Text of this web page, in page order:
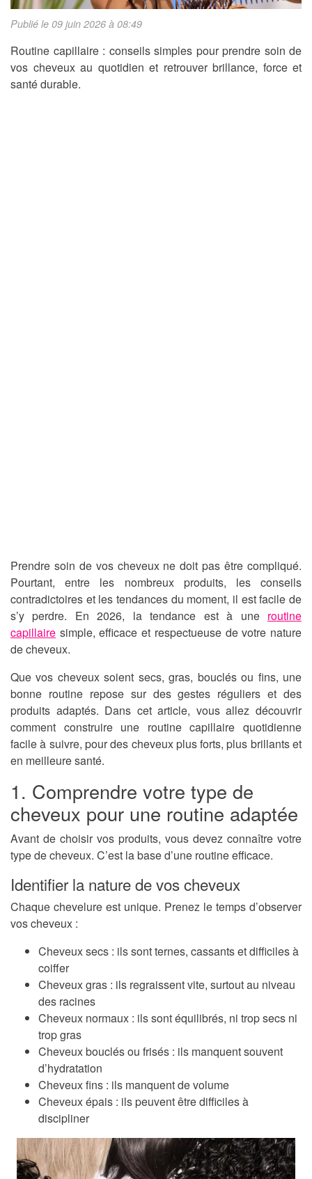
Publié le 09 juin 2026 à 08:49
Routine capillaire : conseils simples pour prendre soin de
vos cheveux au quotidien et retrouver brillance, force et
santé durable.
Prendre soin de vos cheveux ne doit pas être compliqué.
Pourtant, entre les nombreux produits, les conseils
contradictoires et les tendances du moment, il est facile de
s’y perdre. En 2026, la tendance est à une routine
capillaire simple, efficace et respectueuse de votre nature
de cheveux.
Que vos cheveux soient secs, gras, bouclés ou fins, une
bonne routine repose sur des gestes réguliers et des
produits adaptés. Dans cet article, vous allez découvrir
comment construire une routine capillaire quotidienne
facile à suivre, pour des cheveux plus forts, plus brillants et
en meilleure santé.
1. Comprendre votre type de
cheveux pour une routine adaptée
Avant de choisir vos produits, vous devez connaître votre
type de cheveux. C’est la base d’une routine efficace.
Identifier la nature de vos cheveux
Chaque chevelure est unique. Prenez le temps d’observer
vos cheveux :
Cheveux secs : ils sont ternes, cassants et difficiles à
coiffer
Cheveux gras : ils regraissent vite, surtout au niveau
des racines
Cheveux normaux : ils sont équilibrés, ni trop secs ni
trop gras
Cheveux bouclés ou frisés : ils manquent souvent
d’hydratation
Cheveux fins : ils manquent de volume
Cheveux épais : ils peuvent être difficiles à
discipliner